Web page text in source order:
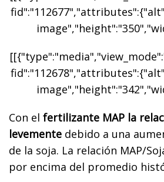
Con el fertilizante MAP la
levemente debido a una
de la soja. La relación MAP/
por encima del promedio